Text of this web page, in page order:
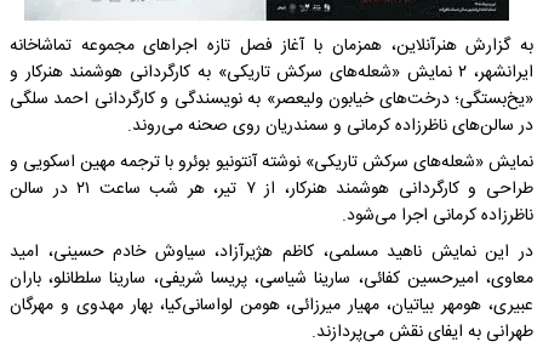
به گزارش هنرآنلاین، همزمان با آغاز فصل تازه اجراهای مجموعه تماشاخانه
ایرانشهر، ۲ نمایش «شعله‌های سرکش تاریکی» به کارگردانی هوشمند هنرکار و
«یخ‌بستگی؛ درخت‌های خیابون ولیعصر» به نویسندگی و کارگردانی احمد سلگی
در سالن‌های ناظرزاده کرمانی و سمندریان روی صحنه می‌روند.
نمایش «شعله‌های سرکش تاریکی» نوشته آنتونیو بوئرو با ترجمه مهین اسکویی و
طراحی و کارگردانی هوشمند هنرکار، از ۷ تیر، هر شب ساعت ۲۱ در سالن
ناظرزاده کرمانی اجرا می‌شود.
در این نمایش ناهید مسلمی، کاظم هژیرآزاد، سیاوش خادم حسینی، امید
معاوی، امیرحسین کفائی، سارینا شیاسی، پریسا شریفی، سارینا سلطانلو، باران
عبیری، هومهر بیاتیان، مهیار میرزائی، هومن لواسانی‌کیا، بهار مهدوی و مهرگان
طهرانی به ایفای نقش می‌پردازند.